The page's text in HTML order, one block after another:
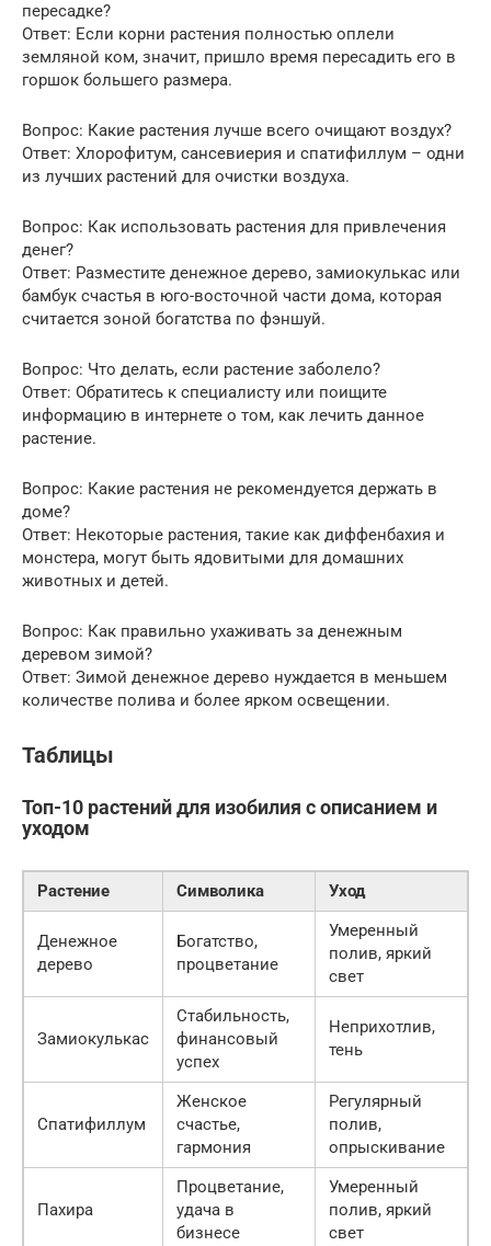
пересадке?
Ответ: Если корни растения полностью оплели
земляной ком, значит, пришло время пересадить его в
горшок большего размера.
Вопрос: Какие растения лучше всего очищают воздух?
Ответ: Хлорофитум, сансевиерия и спатифиллум – одни
из лучших растений для очистки воздуха.
Вопрос: Как использовать растения для привлечения
денег?
Ответ: Разместите денежное дерево, замиокулькас или
бамбук счастья в юго-восточной части дома, которая
считается зоной богатства по фэншуй.
Вопрос: Что делать, если растение заболело?
Ответ: Обратитесь к специалисту или поищите
информацию в интернете о том, как лечить данное
растение.
Вопрос: Какие растения не рекомендуется держать в
доме?
Ответ: Некоторые растения, такие как диффенбахия и
монстера, могут быть ядовитыми для домашних
животных и детей.
Вопрос: Как правильно ухаживать за денежным
деревом зимой?
Ответ: Зимой денежное дерево нуждается в меньшем
количестве полива и более ярком освещении.
Таблицы
Топ-10 растений для изобилия с описанием и
уходом
Растение Символика Уход
Денежное
дерево
Богатство,
процветание
Умеренный
полив, яркий
свет
Замиокулькас
Стабильность,
финансовый
успех
Неприхотлив,
тень
Спатифиллум
Женское
счастье,
гармония
Регулярный
полив,
опрыскивание
Пахира
Процветание,
удача в
бизнесе
Умеренный
полив, яркий
свет